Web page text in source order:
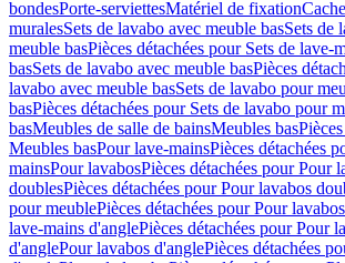
bondesPorte-serviettesMatériel de fixation
muralesSets de lavabo avec meuble basSets de
meuble basPièces détachées pour Sets de lave-
basSets de lavabo avec meuble basPièces
lavabo avec meuble basSets de lavabo pour
basPièces détachées pour Sets de lavabo pour
basMeubles de salle de bainsMeubles bas
Meubles basPour lave-mainsPièces détachées
mainsPour lavabosPièces détachées pour Pour
doublesPièces détachées pour Pour lavabos
pour meublePièces détachées pour Pour
lave-mains d'anglePièces détachées pour Pour
d'anglePour lavabos d'anglePièces détachées